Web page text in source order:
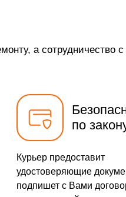
а сотрудничество
по
Курьер предоставит
удостоверяющие
подпишет с Вами